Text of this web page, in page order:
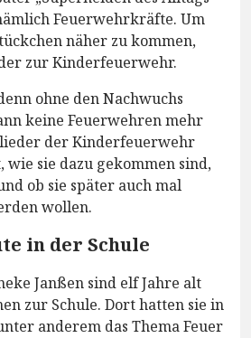
Feuerwehrkräfte. Um
näher zu kommen,
zur Kinderfeuerwehr.
ohne den Nachwuchs
keine Feuerwehren mehr
der Kinderfeuerwehr
wie sie dazu gekommen sind,
ob sie später auch mal
wollen.
in der Schule
Janßen sind elf Jahre alt
zur Schule. Dort hatten sie in
anderem das Thema Feuer